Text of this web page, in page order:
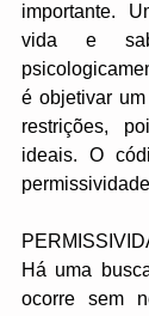
importante.
vida e
é objetivar
restrições,
ideais. O
Há uma
ocorre sem